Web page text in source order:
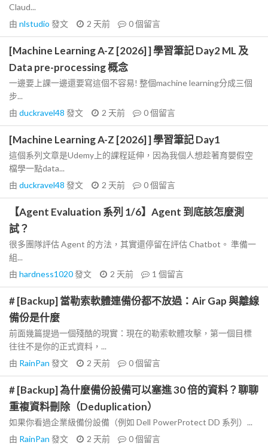
Claud...
由 nlstudio 發文 2 天前 0個留言
[Machine Learning A-Z [2026] ] 學習筆記 Day2 ML 及
Data pre-processing 概念
一邊要上課一邊還要寫這個不容易! 整個machine learning分成三個
步...
由 duckravel48 發文 2 天前 0個留言
[Machine Learning A-Z [2026] ] 學習筆記 Day1
這個系列文章是Udemy上的課程延伸，因為我個人想趁著育嬰假空
檔學一點data...
由 duckravel48 發文 2 天前 0個留言
【Agent Evaluation 系列 1/6】Agent 到底該怎麼測
試？
很多團隊評估 Agent 的方法，其實還停留在評估 Chatbot。 準備一
組...
由 hardness1020發文 2 天前 1 個留言
# [Backup] 當勒索軟體連備份都不放過：Air Gap 與離線
備份是什麼
前面幾篇提過一個殘酷的現實：現在的勒索軟體攻擊，第一個目標
往往不是你的正式資料，...
由 RainPan 發文 2 天前 0個留言
# [Backup] 為什麼備份設備可以塞進 30 倍的資料？聊聊
重複資料刪除（Deduplication）
如果你看過企業級備份設備（例如 Dell PowerProtect DD 系列）...
由 RainPan 發文 2 天前 0個留言